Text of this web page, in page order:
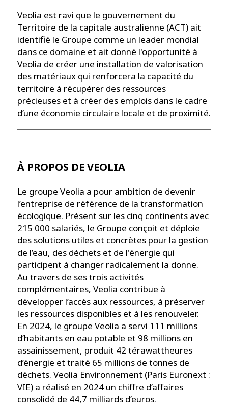
Veolia est ravi que le gouvernement du
Territoire de la capitale australienne (ACT) ait
identifié le Groupe comme un leader mondial
dans ce domaine et ait donné l'opportunité à
Veolia de créer une installation de valorisation
des matériaux qui renforcera la capacité du
territoire à récupérer des ressources
précieuses et à créer des emplois dans le cadre
d’une économie circulaire locale et de proximité.
À PROPOS DE VEOLIA
Le groupe Veolia a pour ambition de devenir
l’entreprise de référence de la transformation
écologique. Présent sur les cinq continents avec
215 000 salariés, le Groupe conçoit et déploie
des solutions utiles et concrètes pour la gestion
de l’eau, des déchets et de l'énergie qui
participent à changer radicalement la donne.
Au travers de ses trois activités
complémentaires, Veolia contribue à
développer l’accès aux ressources, à préserver
les ressources disponibles et à les renouveler.
En 2024, le groupe Veolia a servi 111 millions
d’habitants en eau potable et 98 millions en
assainissement, produit 42 térawattheures
d’énergie et traité 65 millions de tonnes de
déchets. Veolia Environnement (Paris Euronext :
VIE) a réalisé en 2024 un chiffre d’affaires
consolidé de 44,7 milliards d’euros.